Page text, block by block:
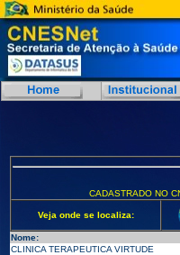
CADASTRADO NO
Veja onde se localiza:
Nome:
CLINICA TERAPEUTICA VIRTUDE